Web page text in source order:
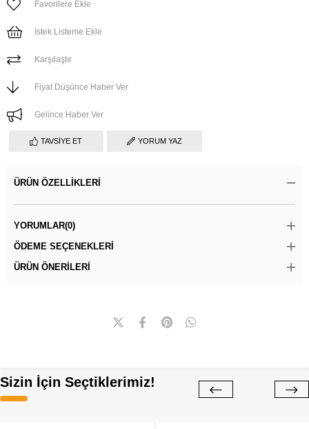
Favorilere Ekle
İstek Listeme Ekle
Karşılaştır
Fiyat Düşünce Haber Ver
Gelince Haber Ver
TAVSIYE ET YORUM YAZ
ÜRÜN ÖZELLIKLERI
YORUMLAR(0)
ÖDEME SEÇENEKLERI
ÜRÜN ÖNERILERI
Sizin İçin Seçtiklerimiz!